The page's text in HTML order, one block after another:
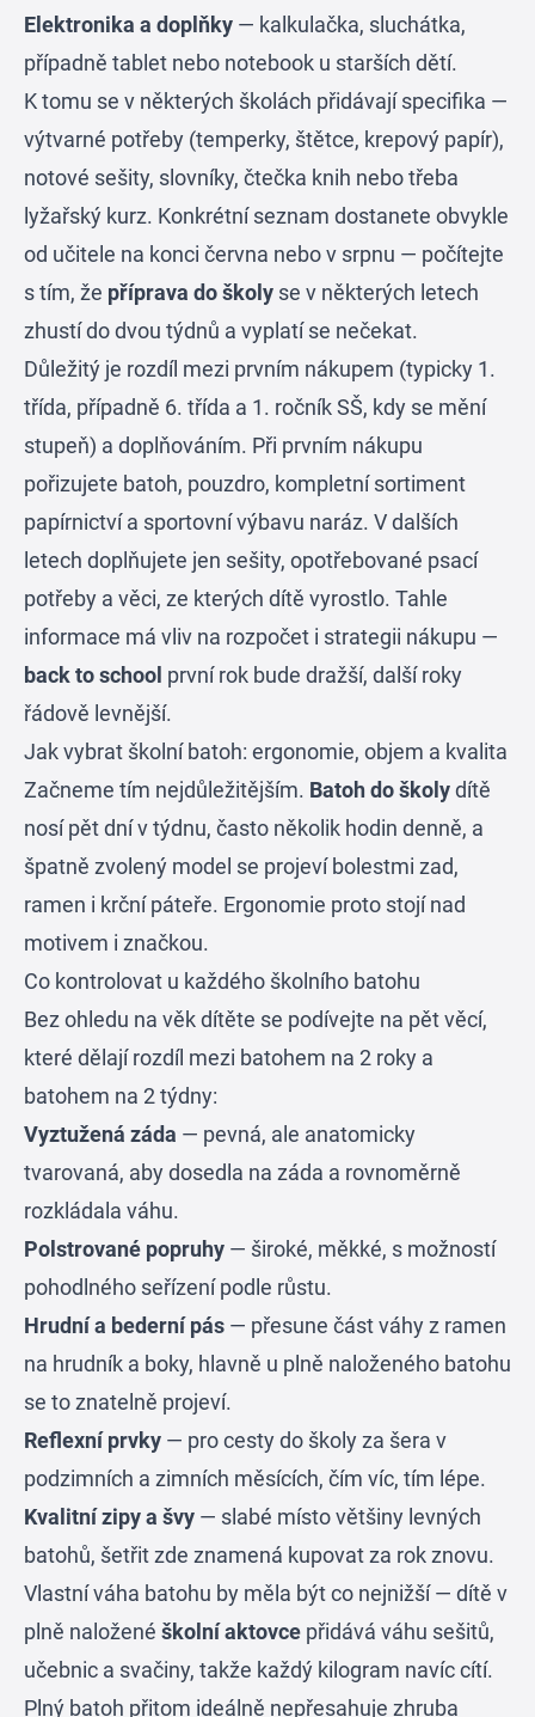
Elektronika a doplňky — kalkulačka, sluchátka,
případně tablet nebo notebook u starších dětí.
K tomu se v některých školách přidávají specifika —
výtvarné potřeby (temperky, štětce, krepový papír),
notové sešity, slovníky, čtečka knih nebo třeba
lyžařský kurz. Konkrétní seznam dostanete obvykle
od učitele na konci června nebo v srpnu — počítejte
s tím, že příprava do školy se v některých letech
zhustí do dvou týdnů a vyplatí se nečekat.
Důležitý je rozdíl mezi prvním nákupem (typicky 1.
třída, případně 6. třída a 1. ročník SŠ, kdy se mění
stupeň) a doplňováním. Při prvním nákupu
pořizujete batoh, pouzdro, kompletní sortiment
papírnictví a sportovní výbavu naráz. V dalších
letech doplňujete jen sešity, opotřebované psací
potřeby a věci, ze kterých dítě vyrostlo. Tahle
informace má vliv na rozpočet i strategii nákupu —
back to school první rok bude dražší, další roky
řádově levnější.
Jak vybrat školní batoh: ergonomie, objem a kvalita
Začneme tím nejdůležitějším. Batoh do školydítě
nosí pět dní v týdnu, často několik hodin denně, a
špatně zvolený model se projeví bolestmi zad,
ramen i krční páteře. Ergonomie proto stojí nad
motivem i značkou.
Co kontrolovat u každého školního batohu
Bez ohledu na věk dítěte se podívejte na pět věcí,
které dělají rozdíl mezi batohem na 2 roky a
batohem na 2 týdny:
Vyztužená záda — pevná, ale anatomicky
tvarovaná, aby dosedla na záda a rovnoměrně
rozkládala váhu.
Polstrované popruhy — široké, měkké, s možností
pohodlného seřízení podle růstu.
Hrudní a bederní pás — přesune část váhy z ramen
na hrudník a boky, hlavně u plně naloženého batohu
se to znatelně projeví.
Reflexní prvky — pro cesty do školy za šera v
podzimních a zimních měsících, čím víc, tím lépe.
Kvalitní zipy a švy — slabé místo většiny levných
batohů, šetřit zde znamená kupovat za rok znovu.
Vlastní váha batohu by měla být co nejnižší — dítě v
plně naložené školní aktovce přidává váhu sešitů,
učebnic a svačiny, takže každý kilogram navíc cítí.
Plný batoh přitom ideálně nepřesahuje zhruba